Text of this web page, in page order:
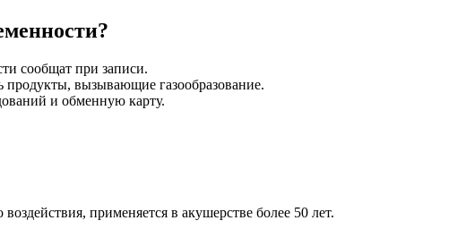
сообщат при записи.
продукты, вызывающие газообразование.
и обменную карту.
применяется в акушерстве более 50 лет.